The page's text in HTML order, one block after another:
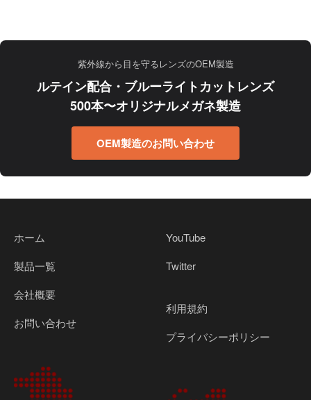
紫外線から目を守るレンズのOEM製造
ルテイン配合・ブルーライトカットレンズ
500本〜オリジナルメガネ製造
OEM製造のお問い合わせ
ホーム
製品一覧
会社概要
お問い合わせ
YouTube
Twitter
利用規約
プライバシーポリシー